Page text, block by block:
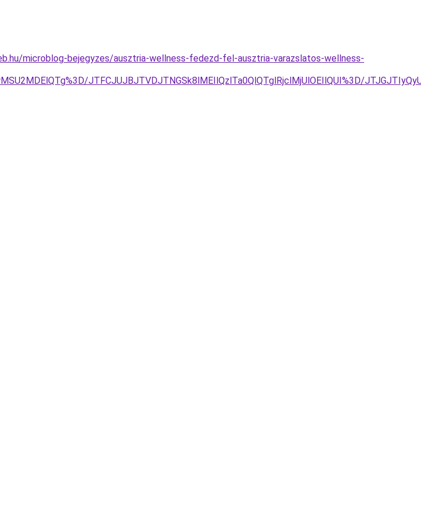
microblog-bejegyzes/ausztria-wellness-fedezd-fel-ausztria-varazslatos-wellness-
JTFCJUJBJTVDJTNGSk8lMEIlQzlTa0QlQTglRjclMjUlOEIlQUI%3D/